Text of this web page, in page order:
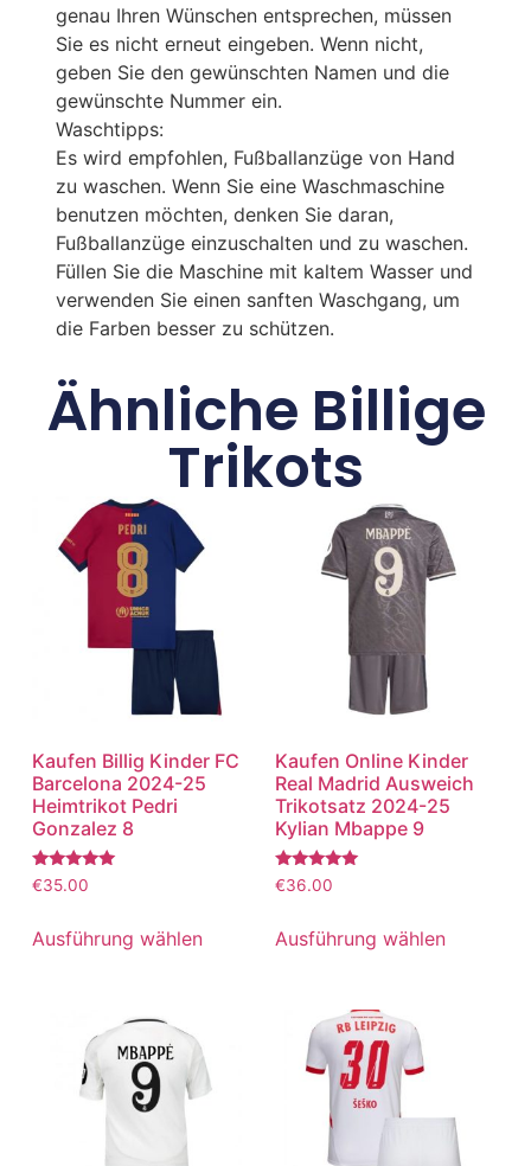
genau Ihren Wünschen entsprechen, müssen
Sie es nicht erneut eingeben. Wenn nicht,
geben Sie den gewünschten Namen und die
gewünschte Nummer ein.
Waschtipps:
Es wird empfohlen, Fußballanzüge von Hand
zu waschen. Wenn Sie eine Waschmaschine
benutzen möchten, denken Sie daran,
Fußballanzüge einzuschalten und zu waschen.
Füllen Sie die Maschine mit kaltem Wasser und
verwenden Sie einen sanften Waschgang, um
die Farben besser zu schützen.
Ähnliche Billige
Trikots
Kaufen Billig Kinder FC
Barcelona 2024-25
Heimtrikot Pedri
Gonzalez 8
Bewertet
mit
von 5
€35.00
Ausführung wählen
Kaufen Online Kinder
Real Madrid Ausweich
Trikotsatz 2024-25
Kylian Mbappe 9
Bewertet
mit
von 5
€36.00
Ausführung wählen